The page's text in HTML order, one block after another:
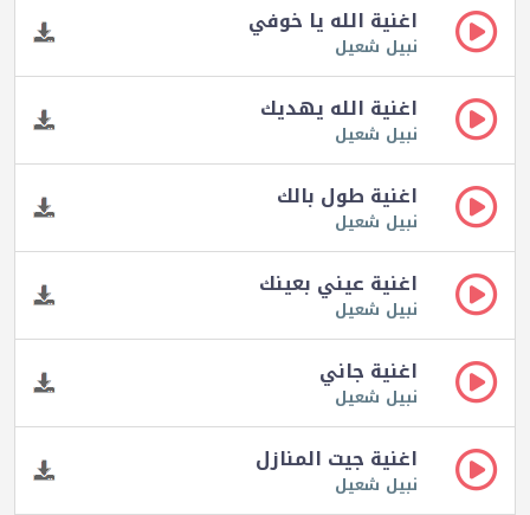
اغنية الله يا خوفي
نبيل شعيل
اغنية الله يهديك
نبيل شعيل
اغنية طول بالك
نبيل شعيل
اغنية عيني بعينك
نبيل شعيل
اغنية جاني
نبيل شعيل
اغنية جيت المنازل
نبيل شعيل